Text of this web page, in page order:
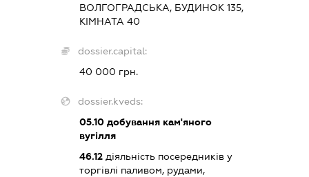
ВОЛГОГРАДСЬКА, БУДИНОК 135,
КІМНАТА 40
dossier.capital:
40 000 грн.
dossier.kveds:
05.10добування кам'яного
вугілля
46.12діяльність посередників у
торгівлі паливом, рудами,